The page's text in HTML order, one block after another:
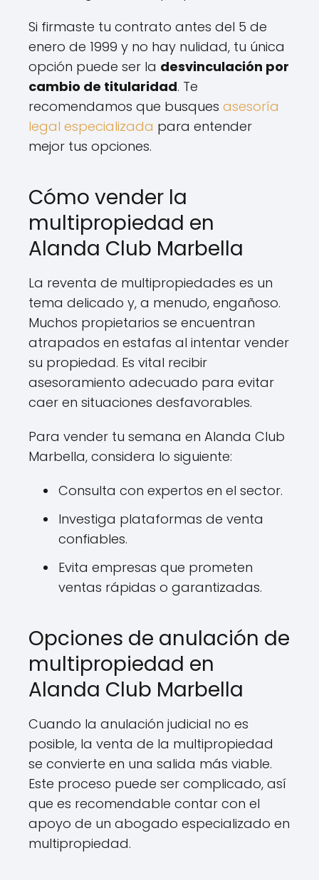
Si firmaste tu contrato antes del 5 de
enero de 1999 y no hay nulidad, tu única
opción puede ser la desvinculación por
cambio de titularidad. Te
recomendamos que busques asesoría
legal especializada para entender
mejor tus opciones.
Cómo vender la
multipropiedad en
Alanda Club Marbella
La reventa de multipropiedades es un
tema delicado y, a menudo, engañoso.
Muchos propietarios se encuentran
atrapados en estafas al intentar vender
su propiedad. Es vital recibir
asesoramiento adecuado para evitar
caer en situaciones desfavorables.
Para vender tu semana en Alanda Club
Marbella, considera lo siguiente:
Consulta con expertos en el sector.
Investiga plataformas de venta
confiables.
Evita empresas que prometen
ventas rápidas o garantizadas.
Opciones de anulación de
multipropiedad en
Alanda Club Marbella
Cuando la anulación judicial no es
posible, la venta de la multipropiedad
se convierte en una salida más viable.
Este proceso puede ser complicado, así
que es recomendable contar con el
apoyo de un abogado especializado en
multipropiedad.